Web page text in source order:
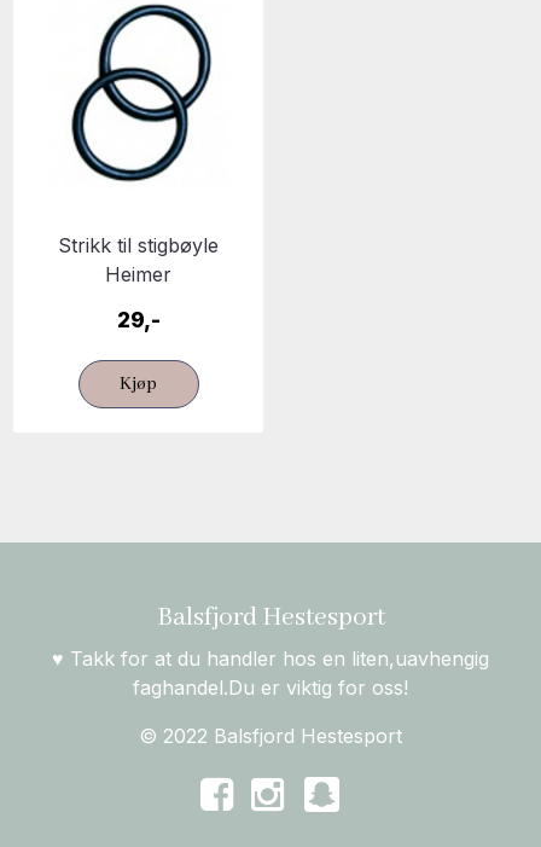
Strikk til stigbøyle
Heimer
29,-
Kjøp
Balsfjord Hestesport
♥ Takk for at du handler hos en liten,uavhengig
faghandel.Du er viktig for oss!
© 2022 Balsfjord Hestesport